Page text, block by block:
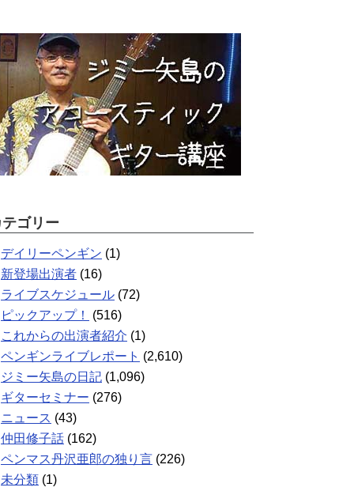
ゴリー
デイリーペンギン (1)
新登場出演者 (16)
ライブスケジュール (72)
ピックアップ！
(516)
これからの出演者紹介 (1)
ペンギンライブレポート (2,610)
ジミー矢島の日記 (1,096)
ギターセミナー (276)
ニュース (43)
仲田修子話 (162)
ペンマス丹沢亜郎の独り言 (226)
未分類 (1)